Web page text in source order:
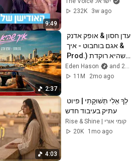
9:49
232K
3w ago
2:37
עדן חסון & אופק אדנק
& אגם בוחבוט - איך
By Nuri)
and 2 more
11M
2mo ago
4:03
עתיק בעיבוד חדש
Rise & Shine | קומי אורי
20K
1mo ago